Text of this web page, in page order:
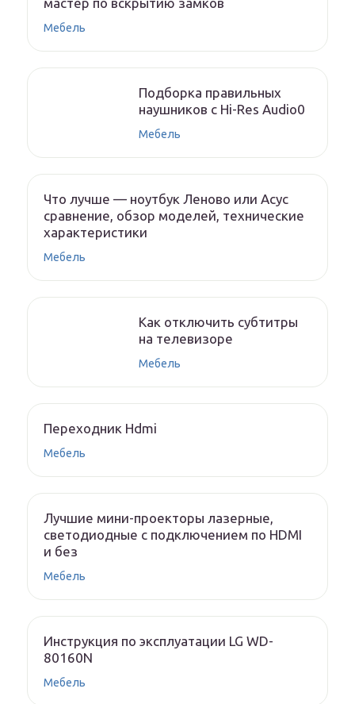
Мебель
Подборка правильных
наушников с Hi-Res Audio0
Мебель
Что лучше — ноутбук Леново или Асус
сравнение, обзор моделей, технические
характеристики
Мебель
Как отключить субтитры
на телевизоре
Мебель
Переходник Hdmi
Мебель
Лучшие мини-проекторы лазерные,
светодиодные с подключением по HDMI
и без
Мебель
Инструкция по эксплуатации LG WD-
80160N
Мебель